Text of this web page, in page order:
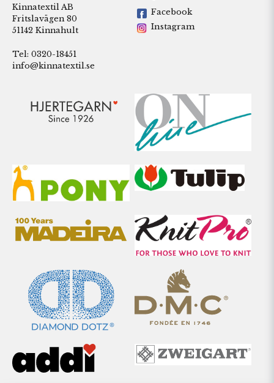
Kinnatextil AB
Fritslavägen 80
51142 Kinnahult
Tel: 0320-18451
info@kinnatextil.se
Facebook
Instagram